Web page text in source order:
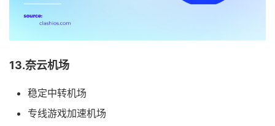
13.奈云机场
稳定中转机场
专线游戏加速机场